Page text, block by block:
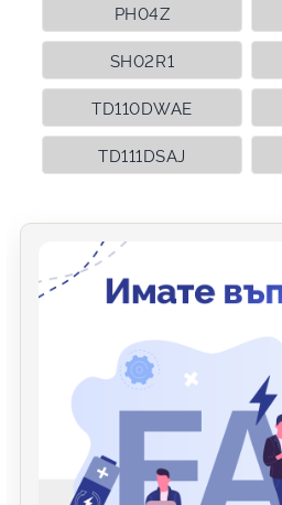
PH04Z
SH02R1
TD110DWAE
TD111DSAJ